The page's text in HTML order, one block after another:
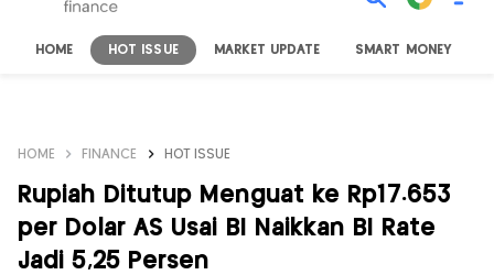
HOME HOT ISSUE MARKET UPDATE SMART MONEY
HOME FINANCE HOT ISSUE
Rupiah Ditutup Menguat ke Rp17.653
per Dolar AS Usai BI Naikkan BI Rate
Jadi 5,25 Persen